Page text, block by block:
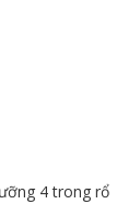
4 trong rổ